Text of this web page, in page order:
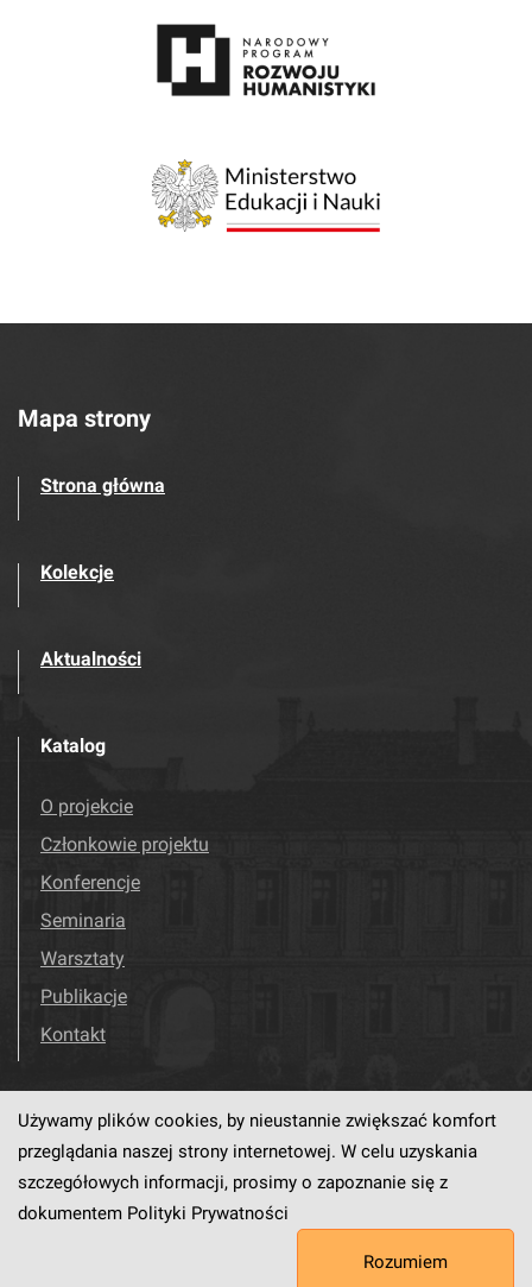
Mapa strony
Strona główna
Kolekcje
Aktualności
Katalog
O projekcie
Członkowie projektu
Konferencje
Seminaria
Warsztaty
Publikacje
Kontakt
Odwiedź nas! Facebook
Używamy plików cookies, by nieustannie zwiększać komfort
przeglądania naszej strony internetowej. W celu uzyskania
szczegółowych informacji, prosimy o zapoznanie się z
dokumentem Polityki Prywatności
Rozumiem